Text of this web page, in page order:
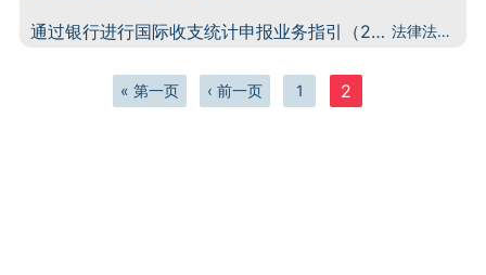
通过银行进行国际收支统计申报业务指引（2023年版） 法律法规出处
« 第一页 ‹ 前一页 1 2